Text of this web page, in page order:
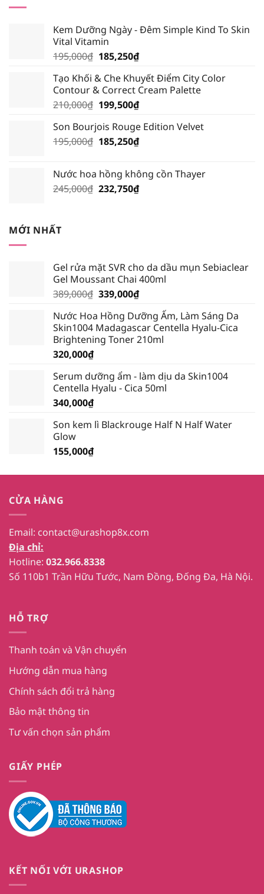
Kem Dưỡng Ngày - Đêm Simple Kind To Skin
Vital Vitamin
195,000₫ Giá
là:
195,000₫.
185,250₫Giá
tại
là:
185,250₫.
Tạo Khối & Che Khuyết Điểm City Color
Contour & Correct Cream Palette
210,000₫ Giá
là:
210,000₫.
199,500₫Giá
tại
là:
Son Bourjois Rouge Edition Velvet
195,000₫ Giá
195,000₫.
185,250₫Giá
là:
185,250₫.
Nước hoa hồng không cồn Thayer
245,000₫ Giá
232,750₫Giá
MỚI NHẤT
Gel rửa mặt SVR cho da dầu mụn Sebiaclear
Gel Moussant Chai 400ml
389,000₫ Giá
là:
389,000₫.
339,000₫Giá
tại
là:
339,000₫.
Nước Hoa Hồng Dưỡng Ẩm, Làm Sáng Da
Skin1004 Madagascar Centella Hyalu-Cica
Brightening Toner 210ml
320,000₫
Serum dưỡng ẩm - làm dịu da Skin1004
Centella Hyalu - Cica 50ml
340,000₫
Son kem lì Blackrouge Half N Half Water
Glow
155,000₫
CỬA HÀNG
Email: contact@urashop8x.com
Địa chỉ:
Hotline: 032.966.8338
Số 110b1 Trần Hữu Tước, Nam Đồng, Đống Đa, Hà Nội.
HỖ TRỢ
Thanh toán và Vận chuyển
Hướng dẫn mua hàng
Chính sách đổi trả hàng
Bảo mật thông tin
Tư vấn chọn sản phẩm
GIẤY PHÉP
KẾT NỐI VỚI URASHOP